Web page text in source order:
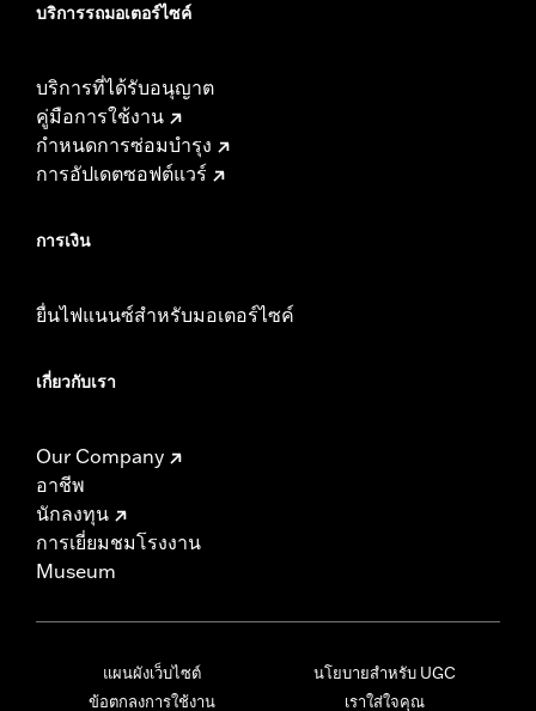
บริการรถมอเตอร์ไซค์​
บริการที่ได้รับอนุญาต
คู่มือการใช้งาน
กำหนดการซ่อมบำรุง
การอัปเดตซอฟต์แวร์
การเงิน
ยื่นไฟแนนซ์สำหรับมอเตอร์ไซค์
เกี่ยวกับเรา
Our Company
อาชีพ
นักลงทุน
การเยี่ยมชมโรงงาน
Museum
แผนผังเว็บไซต์
ข้อตกลงการใช้งาน
นโยบายสำหรับ UGC
เราใส่ใจคุณ